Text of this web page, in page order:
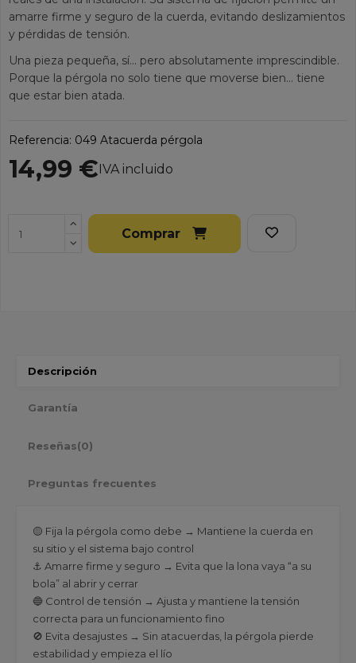
amarre firme y seguro de la cuerda, evitando deslizamientos
y pérdidas de tensión.
Una pieza pequeña, sí… pero absolutamente imprescindible.
Porque la pérgola no solo tiene que moverse bien… tiene
que estar bien atada.
Referencia: 049 Atacuerda pérgola
14,99 € IVA incluido
Comprar
Descripción
Garantía
Reseñas(0)
Preguntas frecuentes
🟡 Fija la pérgola como debe → Mantiene la cuerda en
su sitio y el sistema bajo control
⚓ Amarre firme y seguro → Evita que la lona vaya “a su
bola” al abrir y cerrar
🔵 Control de tensión → Ajusta y mantiene la tensión
correcta para un funcionamiento fino
🚫 Evita desajustes → Sin atacuerdas, la pérgola pierde
estabilidad y empieza el lío